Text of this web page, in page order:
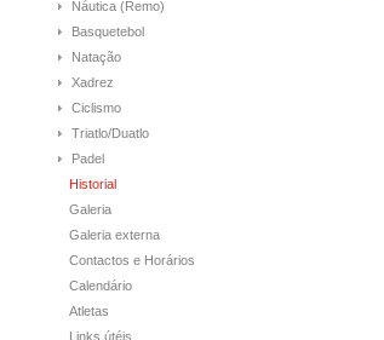
Náutica (Remo)
Basquetebol
Natação
Xadrez
Ciclismo
Triatlo/Duatlo
Padel
Historial
Galeria
Galeria externa
Contactos e Horários
Calendário
Atletas
Links útéis